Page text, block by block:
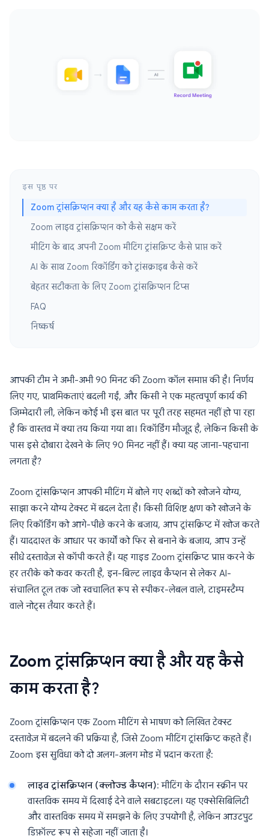
इस पृष्ठ पर
Zoom ट्रांसक्रिप्शन क्या है और यह कैसे काम करता है?
Zoom लाइव ट्रांसक्रिप्शन को कैसे सक्षम करें
मीटिंग के बाद अपनी Zoom मीटिंग ट्रांसक्रिप्ट कैसे प्राप्त करें
AI के साथ Zoom रिकॉर्डिंग को ट्रांसक्राइब कैसे करें
बेहतर सटीकता के लिए Zoom ट्रांसक्रिप्शन टिप्स
FAQ
निष्कर्ष
आपकी टीम ने अभी-अभी 90 मिनट की Zoom कॉल समाप्त की है। निर्णय
लिए गए, प्राथमिकताएं बदली गईं, और किसी ने एक महत्वपूर्ण कार्य की
जिम्मेदारी ली, लेकिन कोई भी इस बात पर पूरी तरह सहमत नहीं हो पा रहा
है कि वास्तव में क्या तय किया गया था। रिकॉर्डिंग मौजूद है, लेकिन किसी के
पास इसे दोबारा देखने के लिए 90 मिनट नहीं हैं। क्या यह जाना-पहचाना
लगता है?
Zoom ट्रांसक्रिप्शन आपकी मीटिंग में बोले गए शब्दों को खोजने योग्य,
साझा करने योग्य टेक्स्ट में बदल देता है। किसी विशिष्ट क्षण को खोजने के
लिए रिकॉर्डिंग को आगे-पीछे करने के बजाय, आप ट्रांसक्रिप्ट में खोज करते
हैं। याददाश्त के आधार पर कार्यों को फिर से बनाने के बजाय, आप उन्हें
सीधे दस्तावेज़ से कॉपी करते हैं। यह गाइड Zoom ट्रांसक्रिप्ट प्राप्त करने के
हर तरीके को कवर करती है, इन-बिल्ट लाइव कैप्शन से लेकर AI-
संचालित टूल तक जो स्वचालित रूप से स्पीकर-लेबल वाले, टाइमस्टैम्प
वाले नोट्स तैयार करते हैं।
Zoom ट्रांसक्रिप्शन क्या है और यह कैसे
काम करता है?
Zoom ट्रांसक्रिप्शन एक Zoom मीटिंग से भाषण को लिखित टेक्स्ट
दस्तावेज़ में बदलने की प्रक्रिया है, जिसे Zoom मीटिंग ट्रांसक्रिप्ट कहते हैं।
Zoom इस सुविधा को दो अलग-अलग मोड में प्रदान करता है:
लाइव ट्रांसक्रिप्शन (क्लोज्ड कैप्शन): मीटिंग के दौरान स्क्रीन पर
वास्तविक समय में दिखाई देने वाले सबटाइटल। यह एक्सेसिबिलिटी
और वास्तविक समय में समझने के लिए उपयोगी है, लेकिन आउटपुट
डिफ़ॉल्ट रूप से सहेजा नहीं जाता है।